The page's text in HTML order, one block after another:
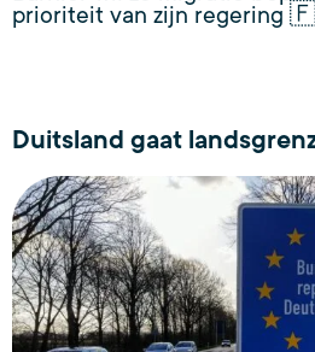
prioriteit van zijn regering
Duitsland gaat